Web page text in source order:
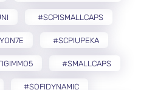
#SCPISMALLCAPS
#SCPIUPEKA
#SMALLCAPS
#SOFIDYNAMIC